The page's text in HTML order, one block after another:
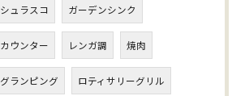
シュラスコ ガーデンシンク
カウンター レンガ調 焼肉
グランピング ロティサリーグリル